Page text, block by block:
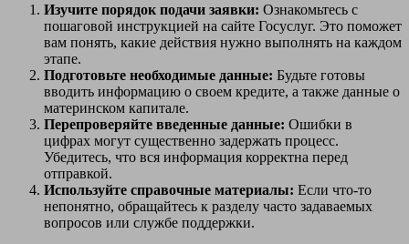
Изучите порядок подачи заявки: Ознакомьтесь с
пошаговой инструкцией на сайте Госуслуг. Это поможет
вам понять, какие действия нужно выполнять на каждом
этапе.
Подготовьте необходимые данные: Будьте готовы
вводить информацию о своем кредите, а также данные о
материнском капитале.
Перепроверяйте введенные данные: Ошибки в
цифрах могут существенно задержать процесс.
Убедитесь, что вся информация корректна перед
отправкой.
Используйте справочные материалы: Если что-то
непонятно, обращайтесь к разделу часто задаваемых
вопросов или службе поддержки.